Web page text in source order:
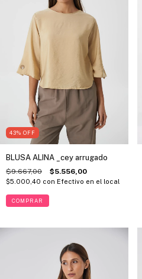
43% OFF
BLUSA ALINA _cey arrugado
$9.667,00 $5.556,00
$5.000,40 con Efectivo en el local
COMPRAR